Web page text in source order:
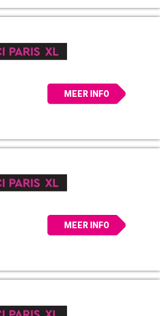
MEER INFO
MEER INFO